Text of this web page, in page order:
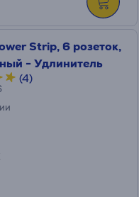
Strip, 6 розеток,
- Удлинитель
(4)